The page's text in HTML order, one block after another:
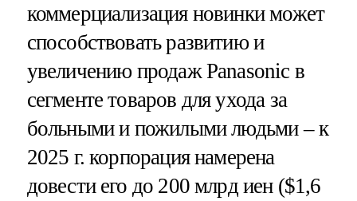
коммерциализация новинки может
способствовать развитию и
увеличению продаж Panasonic в
сегменте товаров для ухода за
больными и пожилыми людьми – к
2025 г. корпорация намерена
довести его до 200 млрд иен ($1,6